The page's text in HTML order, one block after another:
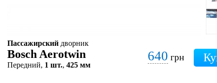
Пассажирский дворник
Bosch Aerotwin
Передний, 1 шт., 425 мм
640 грн